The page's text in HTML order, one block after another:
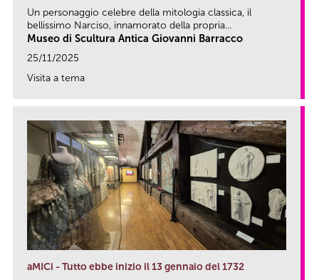
Un personaggio celebre della mitologia classica, il
bellissimo Narciso, innamorato della propria...
Museo di Scultura Antica Giovanni Barracco
25/11/2025
Visita a tema
aMICi - Tutto ebbe inizio il 13 gennaio del 1732